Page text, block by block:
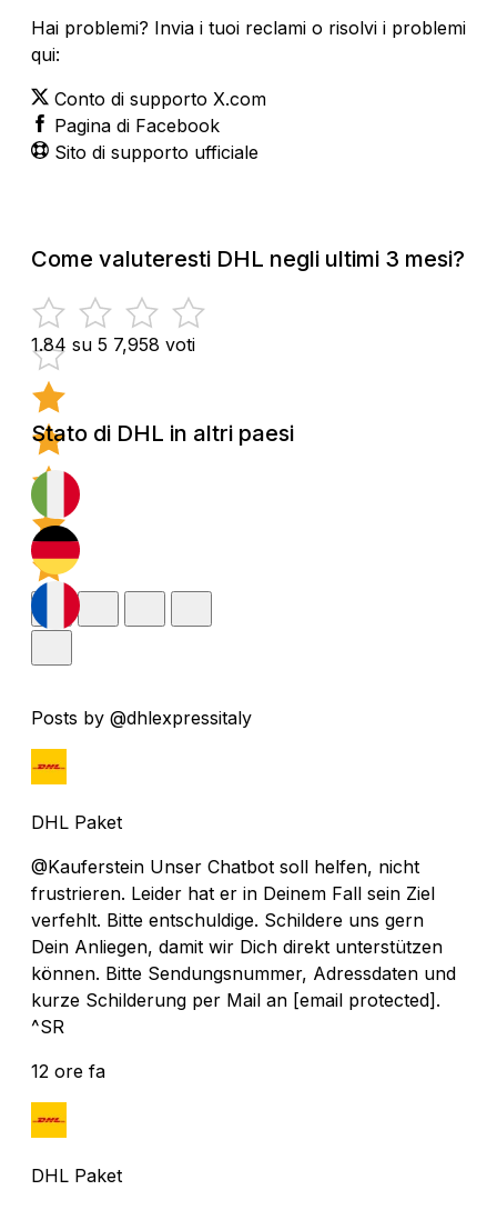
Hai problemi? Invia i tuoi reclami o risolvi i problemi
qui:
Conto di supporto X.com
Pagina di Facebook
Sito di supporto ufficiale
Come valuteresti DHL negli ultimi 3 mesi?
1.84 su 5 7,958 voti
Stato di DHL in altri paesi
Posts by @dhlexpressitaly
DHL Paket
@Kauferstein Unser Chatbot soll helfen, nicht
frustrieren. Leider hat er in Deinem Fall sein Ziel
verfehlt. Bitte entschuldige. Schildere uns gern
Dein Anliegen, damit wir Dich direkt unterstützen
können. Bitte Sendungsnummer, Adressdaten und
kurze Schilderung per Mail an [email protected].
^SR
12 ore fa
DHL Paket